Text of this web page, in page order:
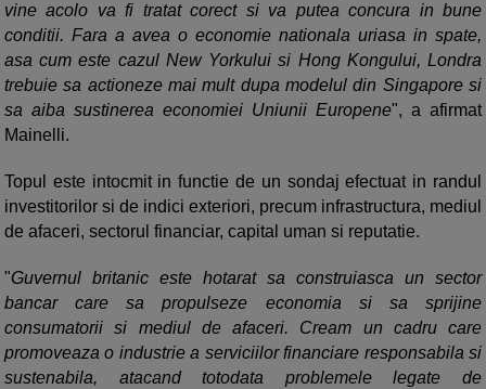
vine acolo va fi tratat corect si va putea concura in bune
conditii. Fara a avea o economie nationala uriasa in spate,
asa cum este cazul New Yorkului si Hong Kongului, Londra
trebuie sa actioneze mai mult dupa modelul din Singapore si
sa aiba sustinerea economiei Uniunii Europene", a afirmat
Mainelli.
Topul este intocmit in functie de un sondaj efectuat in randul
investitorilor si de indici exteriori, precum infrastructura, mediul
de afaceri, sectorul financiar, capital uman si reputatie.
"Guvernul britanic este hotarat sa construiasca un sector
bancar care sa propulseze economia si sa sprijine
consumatorii si mediul de afaceri. Cream un cadru care
promoveaza o industrie a serviciilor financiare responsabila si
sustenabila, atacand totodata problemele legate de